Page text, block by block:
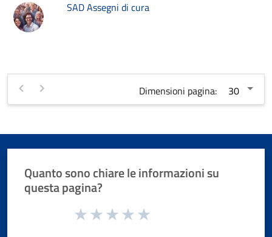
SAD Assegni di cura
Dimensioni pagina:
Quanto sono chiare le informazioni su
questa pagina?
Valuta da 1 a 5 stelle la pagina